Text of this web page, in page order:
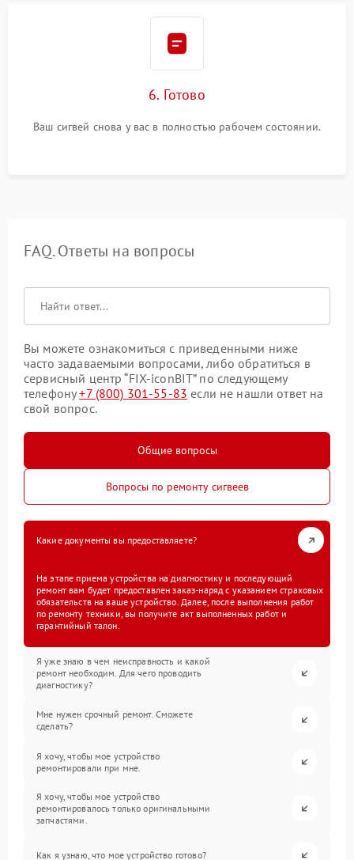
6. Готово
Ваш сигвей снова у вас в полностью рабочем состоянии.
FAQ. Ответы на вопросы
Вы можете ознакомиться с приведенными ниже
часто задаваемыми вопросами, либо обратиться в
сервисный центр “FIX-iconBIT” по следующему
телефону+7 (800) 301-55-83 если не нашли ответ на
свой вопрос.
Общие вопросы
Вопросы по ремонту сигвеев
Какие документы вы предоставляете?
На этапе приема устройства на диагностику и последующий
ремонт вам будет предоставлен заказ-наряд с указанием страховых
обязательств на ваше устройство. Далее, после выполнения работ
по ремонту техники, вы получите акт выполненных работ и
гарантийный талон.
Я уже знаю в чем неисправность и какой
ремонт необходим. Для чего проводить
диагностику?
Мне нужен срочный ремонт. Сможете
сделать?
Я хочу, чтобы мое устройство
ремонтировали при мне.
Я хочу, чтобы мое устройство
ремонтировалось только оригинальными
запчастями.
Как я узнаю, что мое устройство готово?